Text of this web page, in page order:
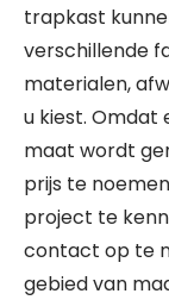
trapkast
verschillende
materialen,
u kiest. Omdat
maat wordt
prijs te
project te
contact op te
gebied van